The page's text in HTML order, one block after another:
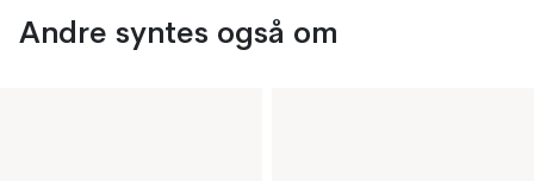
Andre syntes også om